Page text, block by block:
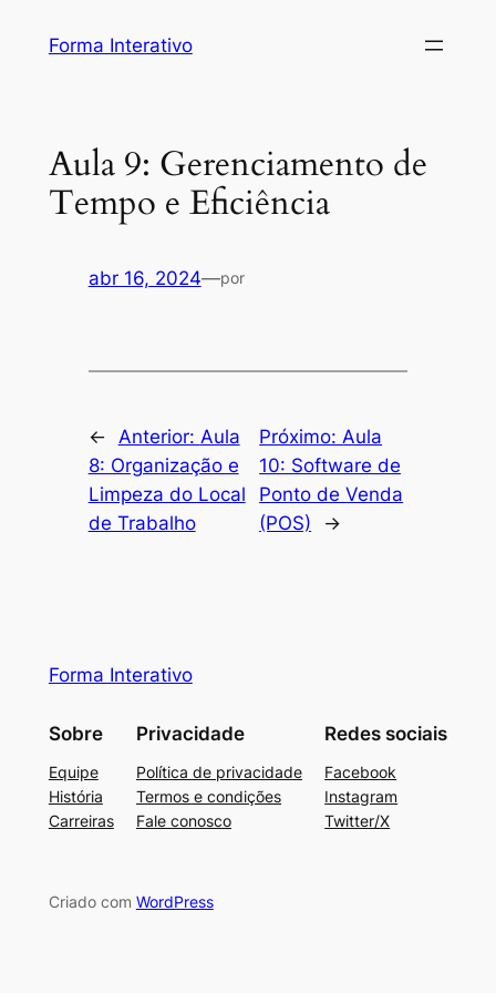
Forma Interativo
Aula 9: Gerenciamento de
Tempo e Eficiência
abr 16, 2024—por
← Anterior: Aula
8: Organização e
Limpeza do Local
de Trabalho
Próximo: Aula
10: Software de
Ponto de Venda
(POS)
→
Forma Interativo
Sobre
Equipe
História
Carreiras
Privacidade
Política de privacidade
Termos e condições
Fale conosco
Redes sociais
Facebook
Instagram
Twitter/X
Criado com WordPress